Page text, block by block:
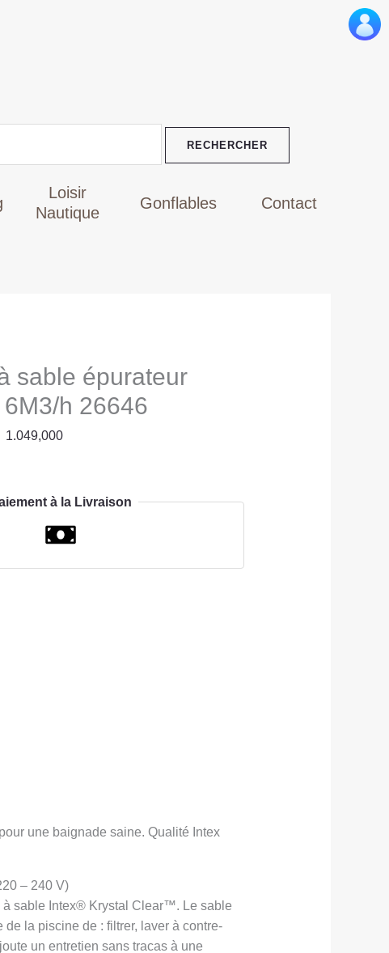
Loisir
Nautique
Gonflables Contact
sable épurateur
h 26646
1.049,000
à la Livraison
une baignade saine. Qualité Intex
– 240 V)
à sable Intex® Krystal Clear™. Le sable
la piscine de : filtrer, laver à contre-
un entretien sans tracas à une